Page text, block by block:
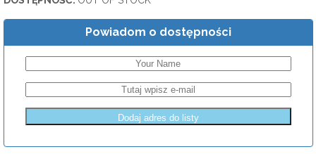
Powiadom o dostępności